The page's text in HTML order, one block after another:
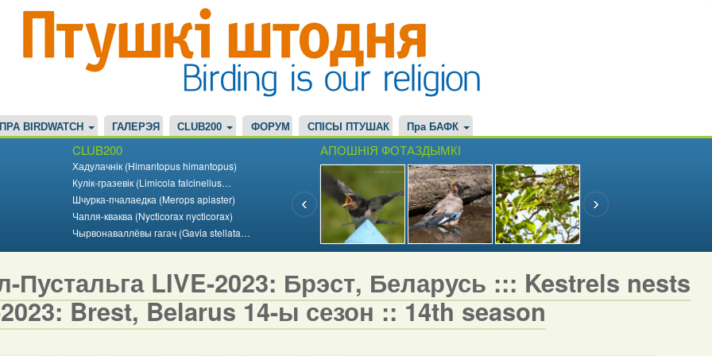
ПРА BIRDWATCH ГАЛЕРЭЯ CLUB200 ФОРУМ СПІСЫ ПТУШАК Пра БАФК
CLUB200
Хадулачнік (Himantopus himantopus)
Кулік-гразевік (Limicola falcinellus…
Шчурка-пчалаедка (Merops apiaster)
Чапля-кваква (Nycticorax nycticorax)
Чырвонаваллёвы гагач (Gavia stellata…
АПОШНІЯ ФОТАЗДЫМКІ
Пустальга LIVE-2023: Брэст, Беларусь ::: Kestrels nests
Brest, Belarus 14-ы сезон :: 14th season